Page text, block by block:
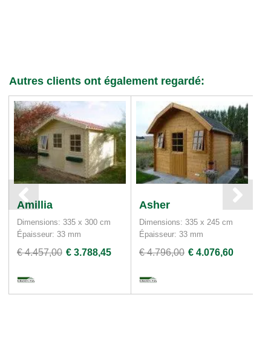
Autres clients ont également regardé:
Amillia
Dimensions: 335 x 300 cm
Épaisseur: 33 mm
€ 4.457,00 € 3.788,45
Asher
Dimensions: 335 x 245 cm
Épaisseur: 33 mm
€ 4.796,00 € 4.076,60